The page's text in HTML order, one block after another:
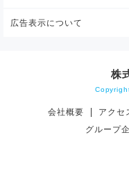
広告表示について
株
会社概要 アクセ
グループ